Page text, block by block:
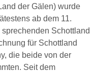
der Gälen) wurde
ab dem 11.
Schottland
für Schottland
die beide von der
Seit dem